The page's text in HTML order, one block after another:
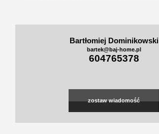
Bartłomiej Dominikowski
bartek@baj-home.pl
604765378
zostaw wiadomość